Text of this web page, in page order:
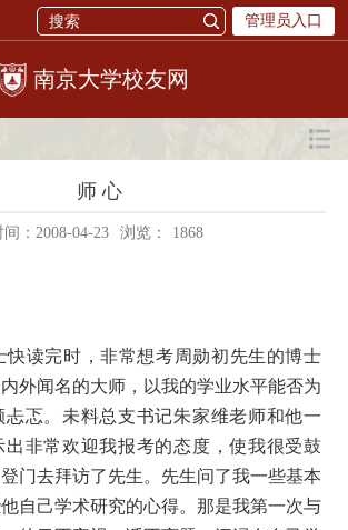
管理员入口
校友网
师 心
间：2008-04-23 浏览： 1868
读完时，非常想考周勋初先生的博士
外闻名的大师，以我的学业水平能否为
忐忑。未料总支书记朱家维老师和他一
出非常欢迎我报考的态度，使我很受鼓
门去拜访了先生。先生问了我一些基本
自己学术研究的心得。那是我第一次与